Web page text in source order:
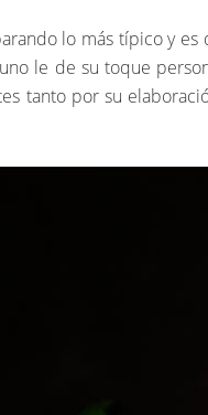
lo más típico y es
le de su toque
tanto por su